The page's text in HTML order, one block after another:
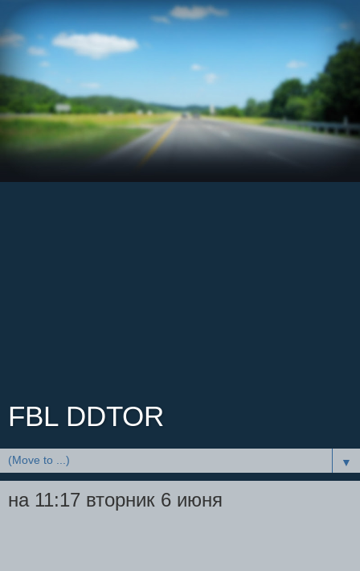
FBL DDTOR
▼
на 11:17 вторник 6 июня